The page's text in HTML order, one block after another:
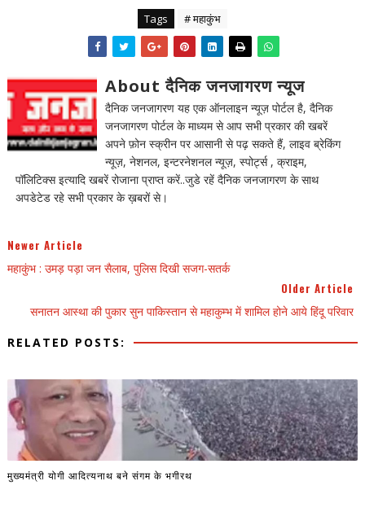
Tags # महाकुंभ
About दैनिक जनजागरण न्यूज
दैनिक जनजागरण यह एक ऑनलाइन न्यूज़ पोर्टल है, दैनिक
जनजागरण पोर्टल के माध्यम से आप सभी प्रकार की खबरें
अपने फ़ोन स्क्रीन पर आसानी से पढ़ सकते हैं, लाइव ब्रेकिंग
न्यूज़, नेशनल, इन्टरनेशनल न्यूज़, स्पोर्ट्स , क्राइम,
पॉलिटिक्स इत्यादि खबरें रोजाना प्राप्त करें..जुडे रहें दैनिक जनजागरण के साथ
अपडेटेड रहे सभी प्रकार के ख़बरों से।
Newer Article
महाकुंभ : उमड़ पड़ा जन सैलाब, पुलिस दिखी सजग-सतर्क
Older Article
सनातन आस्था की पुकार सुन पाकिस्तान से महाकुम्भ में शामिल होने आये हिंदू परिवार
RELATED POSTS:
मुख्यमंत्री योगी आदित्यनाथ बने संगम के भगीरथ